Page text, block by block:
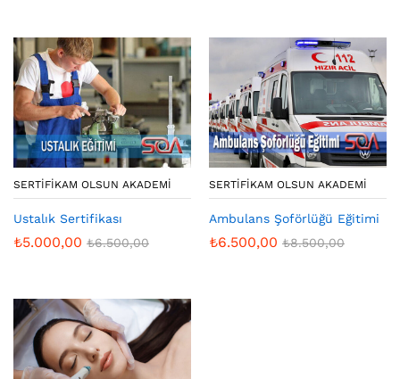
SERTIFIKAM OLSUN AKADEMI
Ustalık Sertifikası
₺5.000,00 ₺6.500,00
SERTIFIKAM OLSUN AKADEMI
Ambulans Şoförlüğü Eğitimi
₺6.500,00 ₺8.500,00